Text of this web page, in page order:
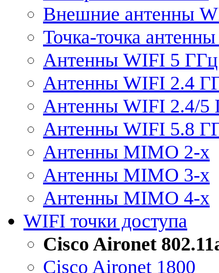
Внешние антенны
Точка-точка
Антенны WIFI 5 ГГц
Антенны WIFI 2.4
Антенны WIFI 2.4/5
Антенны WIFI 5.8
Антенны MIMO 2-x
Антенны MIMO 3-x
Антенны MIMO 4-x
WIFI точки доступа
Cisco Aironet
Cisco Aironet 1800